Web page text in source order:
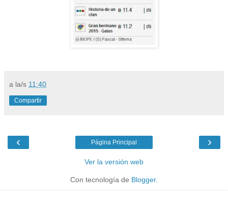
a la/s 11:40
Compartir
‹ ›
Página Principal
Ver la versión web
Con tecnología de Blogger.